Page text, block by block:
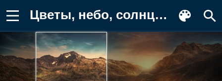
Цветы, небо, солнце, ландшафт, горы Картинка для телефона